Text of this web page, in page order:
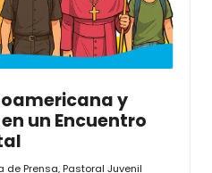
y
un Encuentro
de Prensa,Pastoral Juvenil